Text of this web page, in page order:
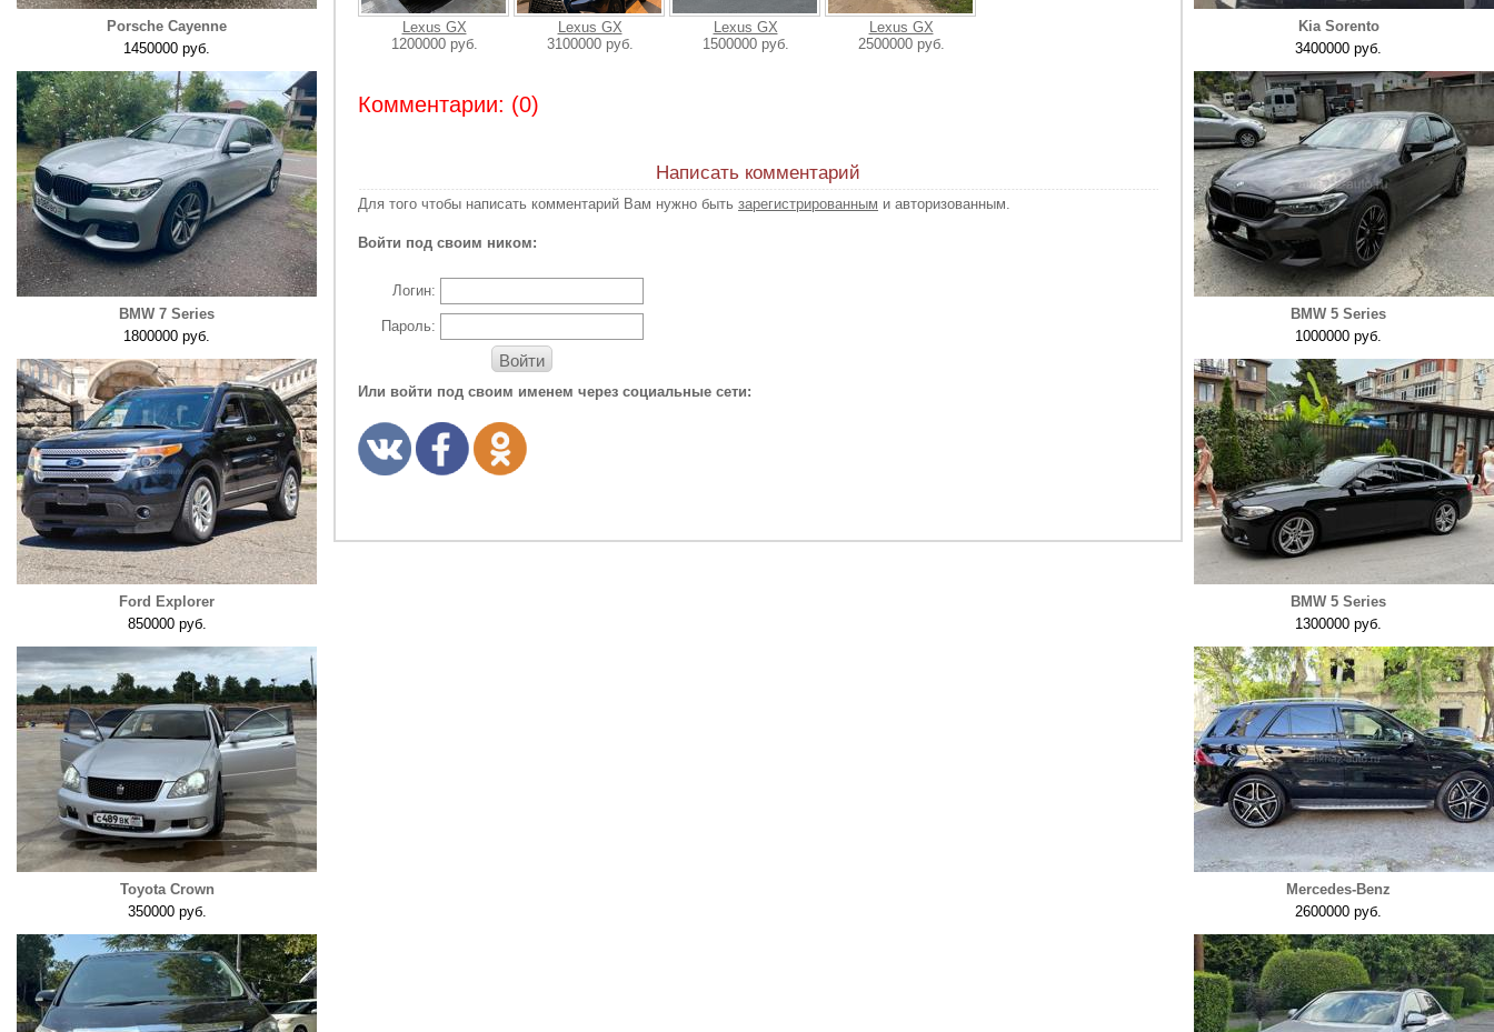
Porsche Cayenne
1450000 руб.
BMW 7 Series
1800000 руб.
Ford Explorer
850000 руб.
Toyota Crown
350000 руб.
Lexus GX
1200000 руб.
Lexus GX
3100000 руб.
Lexus GX
1500000 руб.
Lexus GX
2500000 руб.
Комментарии: (0)
Написать комментарий
Для того чтобы написать комментарий Вам нужно быть зарегистрированным и авторизованным.
Войти под своим ником:
Логин:
Пароль:
Войти
Или войти под своим именем через социальные сети:
Kia Sorento
3400000 руб.
BMW 5 Series
1000000 руб.
BMW 5 Series
1300000 руб.
Mercedes-Benz
2600000 руб.